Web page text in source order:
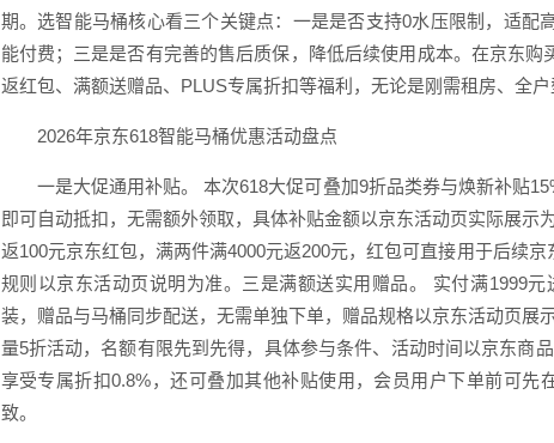
期。选智能马桶核心看三个关键点：一是是否支持0水压限制，适
能付费；三是是否有完善的售后质保，降低后续使用成本。在京东
返红包、满额送赠品、PLUS专属折扣等福利，无论是刚需租房、全
2026年京东618智能马桶优惠活动盘点
一是大促通用补贴。 本次618大促可叠加9折品类券与焕新补贴
即可自动抵扣，无需额外领取，具体补贴金额以京东活动页实际展
返100元京东红包，满两件满4000元返200元，红包可直接用于后续
规则以京东活动页说明为准。三是满额送实用赠品。 实付满1999
装，赠品与马桶同步配送，无需单独下单，赠品规格以京东活动页
量5折活动，名额有限先到先得，具体参与条件、活动时间以京东商
享受专属折扣0.8%，还可叠加其他补贴使用，会员用户下单前可
致。